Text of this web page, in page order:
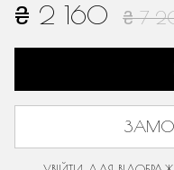
₴ 2 160 ₴ 7